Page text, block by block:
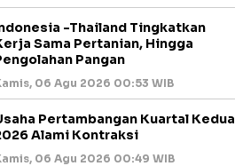
-Thailand Tingkatkan
Sama Pertanian, Hingga
Pangan
06 Agu 2026 00:53 WIB
Pertambangan Kuartal Kedua
Alami Kontraksi
06 Agu 2026 00:49 WIB